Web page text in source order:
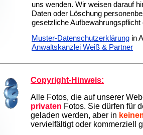
uns wenden. Wir weisen darauf
Daten oder Löschung
gesetzliche Aufbewahrungspflicht
Muster-Datenschutzerklärung in
Anwaltskanzlei Weiß & Partner
Copyright-Hinweis:
Alle Fotos, die auf unserer
privaten Fotos. Sie dürfen für
geladen werden, aber in
vervielfältigt oder kommerziell